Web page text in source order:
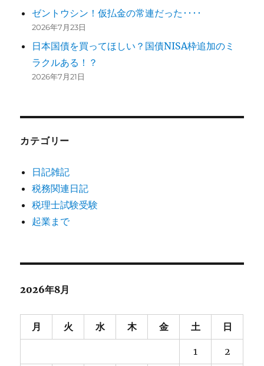
ゼントウシン！仮払金の常連だった････
2026年7月23日
日本国債を買ってほしい？国債NISA枠追加のミ
ラクルある！？
2026年7月21日
カテゴリー
日記雑記
税務関連日記
税理士試験受験
起業まで
2026年8月
月 火 水 木 金 土 日
1 2